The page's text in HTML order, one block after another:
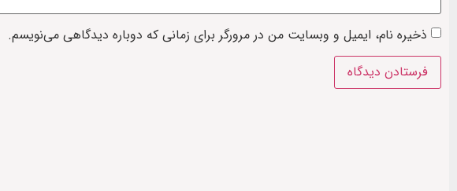
ذخیره نام، ایمیل و وبسایت من در مرورگر برای زمانی که دوباره دیدگاهی می‌نویسم.